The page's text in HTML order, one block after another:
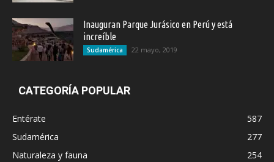
Inauguran Parque Jurásico en Perú y está
increíble
Sudamérica 22 mayo, 2019
CATEGORÍA POPULAR
Entérate
587
Sudamérica
277
Naturaleza y fauna
254